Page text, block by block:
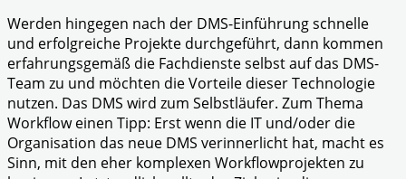
Werden hingegen nach der DMS-Einführung schnelle
und erfolgreiche Projekte durchgeführt, dann kommen
erfahrungsgemäß die Fachdienste selbst auf das DMS-
Team zu und möchten die Vorteile dieser Technologie
nutzen. Das DMS wird zum Selbstläufer. Zum Thema
Workflow einen Tipp: Erst wenn die IT und/oder die
Organisation das neue DMS verinnerlicht hat, macht es
Sinn, mit den eher komplexen Workflowprojekten zu